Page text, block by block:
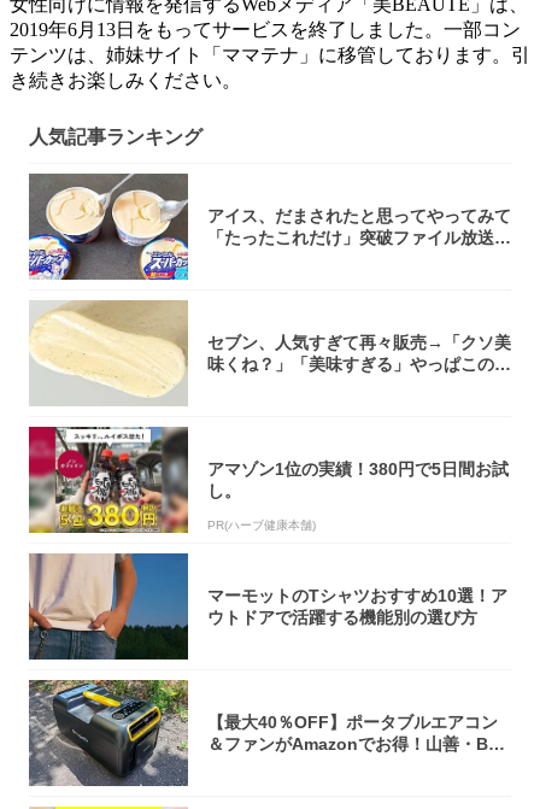
女性向けに情報を発信するWebメディア「美BEAUTÉ」は、
2019年6月13日をもってサービスを終了しました。一部コン
テンツは、姉妹サイト「ママテナ」に移管しております。引
き続きお楽しみください。
人気記事ランキング
アイス、だまされたと思ってやってみて
「たったこれだけ」突破ファイル放送で
セブン、人気すぎて再々販売→「クソ美
味くね？」「美味すぎる」やっぱこのク
アマゾン1位の実績！380円で5日間お試
し。
PR(ハーブ健康本舗)
マーモットのTシャツおすすめ10選！ア
ウトドアで活躍する機能別の選び方
【最大40％OFF】ポータブルエアコン
＆ファンがAmazonでお得！山善・Bo